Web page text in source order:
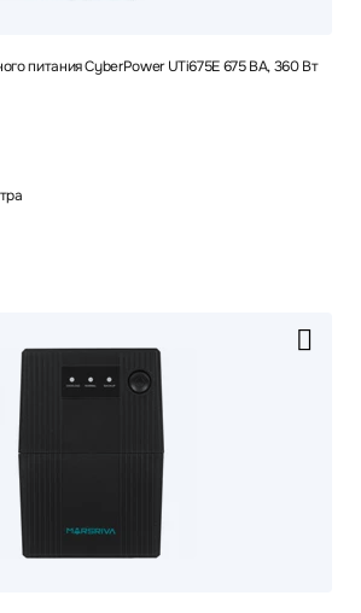
питания CyberPower UTi675E 675 ВА, 360 Вт